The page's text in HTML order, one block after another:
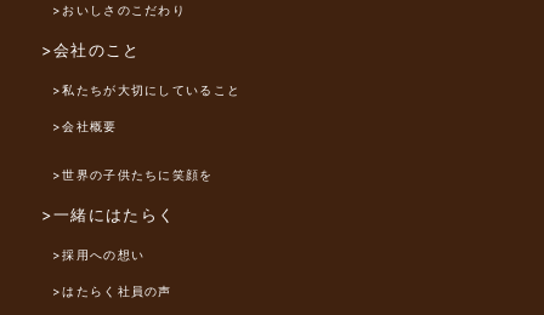
>おいしさのこだわり
>会社のこと
>私たちが大切にしていること
>会社概要
>世界の子供たちに笑顔を
>一緒にはたらく
>採用への想い
>はたらく社員の声